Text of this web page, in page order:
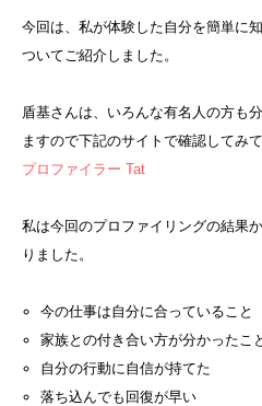
今回は、私が体験した自分を簡単に
ついてご紹介しました。
盾基さんは、いろんな有名人の方も
ますので下記のサイトで確認してみて
プロファイラー Tat
私は今回のプロファイリングの結果
りました。
今の仕事は自分に合っていること
家族との付き合い方が分かったこ
自分の行動に自信が持てた
落ち込んでも回復が早い